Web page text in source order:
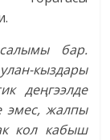
бар.
кыздары
деңгээлде
эмес, жалпы
кол кабыш